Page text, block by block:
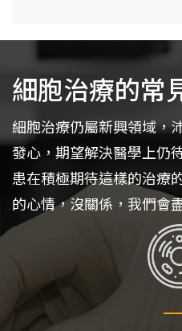
細胞治療的常
細胞治療仍屬新興領域，
發心，期望解決醫學上仍
患在積極期待這樣的治療
的心情，沒關係，我們會